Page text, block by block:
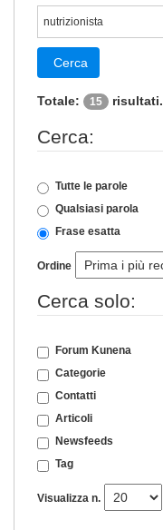
Cerca
Totale: 15 risultati.
Cerca:
Tutte le parole
Qualsiasi parola
Frase esatta
Ordine
Cerca solo:
Forum Kunena
Categorie
Contatti
Articoli
Newsfeeds
Tag
Visualizza n.